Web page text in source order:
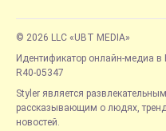
© 2026 LLC «UBT MEDIA»
Идентификатор онлайн-медиа в
R40-05347
Styler является
рассказывающим о людях,
новостей.